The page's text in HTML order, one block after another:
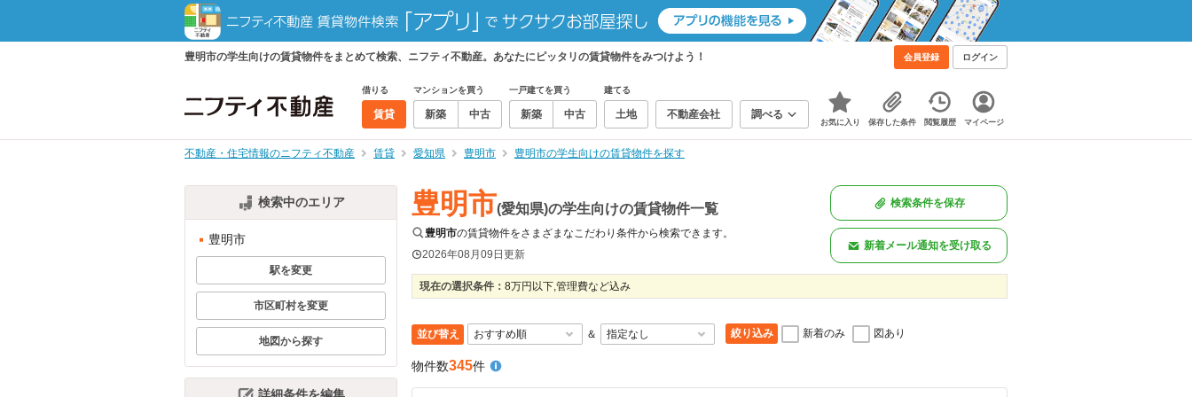
豊明市の学生向けの賃貸物件をまとめて検索、ニフティ不動産。あなたにピッタリの賃貸物件をみつけよう！ 会員登録 ログイン
借りる
賃貸
マンションを買う
新築 中古
一戸建てを買う
新築 中古
建てる
土地 不動産会社 調べる
お気に入り 保存した条件 閲覧履歴 マイページ
不動産・住宅情報のニフティ不動産 賃貸 愛知県 豊明市 豊明市の学生向けの賃貸物件を探す
検索中のエリア
豊明市
駅を変更
市区町村を変更
地図から探す
豊明市(愛知県)の学生向けの賃貸物件一覧
豊明市の賃貸物件をさまざまなこだわり条件から検索できます。
2026年08月09日更新
検索条件を保存
新着メール通知を受け取る
現在の選択条件： 8万円以下,管理費など込み
並び替え ＆ 絞り込み 新着のみ 図あり
物件数345件